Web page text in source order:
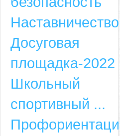
Наставничество
Досуговая
площадка-2022
Школьный
спортивный ...
Профориентация